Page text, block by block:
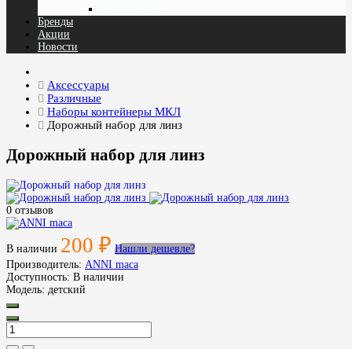
Бренды
Акции
Новости
Аксессуары
Различные
Наборы контейнеры МКЛ
Дорожный набор для линз
Дорожный набор для линз
0 отзывов
В наличии 200 ₽ Нашли дешевле?
Производитель: ANNI maca
Доступность: В наличии
Модель: детский